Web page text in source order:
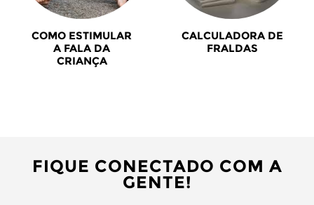
COMO ESTIMULAR
A FALA DA
CRIANÇA
CALCULADORA DE
FRALDAS
FIQUE CONECTADO COM A
GENTE!